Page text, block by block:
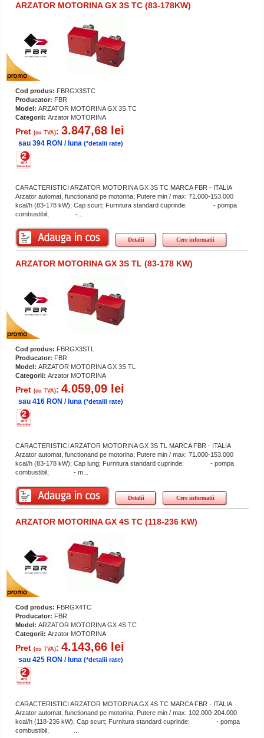
ARZATOR MOTORINA GX 3S TC (83-178KW)
Cod produs: FBRGX3STC
Producator: FBR
Model: ARZATOR MOTORINA GX 3S TC
Categorii: Arzator MOTORINA
Pret (cu TVA): 3.847,68 lei
sau 394 RON / luna (*detalii rate)
CARACTERISTICI ARZATOR MOTORINA GX 3S TC MARCA FBR - ITALIA
Arzator automat, functionand pe motorina; Putere min / max: 71.000-153.000
kcal/h (83-178 kW); Cap scurt; Furnitura standard cuprinde: - pompa
combustibil; -...
Detalii Cere informatii
ARZATOR MOTORINA GX 3S TL (83-178 KW)
Cod produs: FBRGX3STL
Producator: FBR
Model: ARZATOR MOTORINA GX 3S TL
Categorii: Arzator MOTORINA
Pret (cu TVA): 4.059,09 lei
sau 416 RON / luna (*detalii rate)
CARACTERISTICI ARZATOR MOTORINA GX 3S TL MARCA FBR - ITALIA
Arzator automat, functionand pe motorina; Putere min / max: 71.000-153.000
kcal/h (83-178 kW); Cap lung; Furnitura standard cuprinde: - pompa
combustibil; - m...
Detalii Cere informatii
ARZATOR MOTORINA GX 4S TC (118-236 KW)
Cod produs: FBRGX4TC
Producator: FBR
Model: ARZATOR MOTORINA GX 4S TC
Categorii: Arzator MOTORINA
Pret (cu TVA): 4.143,66 lei
sau 425 RON / luna (*detalii rate)
CARACTERISTICI ARZATOR MOTORINA GX 4S TC MARCA FBR - ITALIA
Arzator automat, functionand pe motorina; Putere min / max: 102.000-204.000
kcal/h (118-236 kW); Cap scurt; Furnitura standard cuprinde: - pompa
combustibil; ...